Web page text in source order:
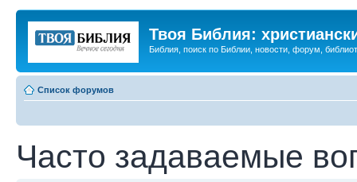
Твоя Библия:
Библия, поиск по Библии, новости, форум,
Список форумов
Часто задаваемые